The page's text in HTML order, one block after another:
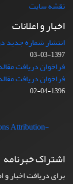
نقشه سایت
اخبار و اعلانات
انتشار شماره
1397-03-03
فراخوان دریافت
فراخوان دریافت
1396-04-02
Attribution-
اشتراک خبرنامه
برای دریافت اخبار